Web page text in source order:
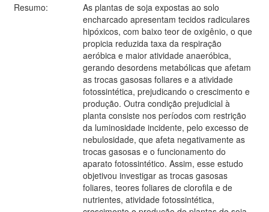
Resumo:
As plantas de soja expostas ao solo
encharcado apresentam tecidos radiculares
hipóxicos, com baixo teor de oxigênio, o que
propicia reduzida taxa da respiração
aeróbica e maior atividade anaeróbica,
gerando desordens metabólicas que afetam
as trocas gasosas foliares e a atividade
fotossintética, prejudicando o crescimento e
produção. Outra condição prejudicial à
planta consiste nos períodos com restrição
da luminosidade incidente, pelo excesso de
nebulosidade, que afeta negativamente as
trocas gasosas e o funcionamento do
aparato fotossintético. Assim, esse estudo
objetivou investigar as trocas gasosas
foliares, teores foliares de clorofila e de
nutrientes, atividade fotossintética,